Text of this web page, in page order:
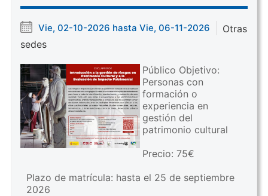
Vie, 02-10-2026 hasta Vie, 06-11-2026
Otras
sedes
Público Objetivo:
Personas con
formación o
experiencia en
gestión del
patrimonio cultural
Precio: 75€
Plazo de matrícula: hasta el 25 de septiembre
2026